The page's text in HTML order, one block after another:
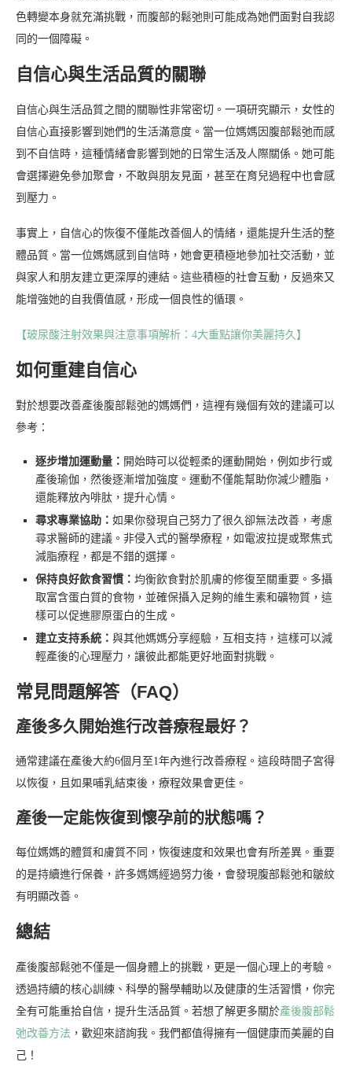
色轉變本身就充滿挑戰，而腹部的鬆弛則可能成為她們面對自我認
同的一個障礙。
自信心與生活品質的關聯
自信心與生活品質之間的關聯性非常密切。一項研究顯示，女性的
自信心直接影響到她們的生活滿意度。當一位媽媽因腹部鬆弛而感
到不自信時，這種情緒會影響到她的日常生活及人際關係。她可能
會選擇避免參加聚會，不敢與朋友見面，甚至在育兒過程中也會感
到壓力。
事實上，自信心的恢復不僅能改善個人的情緒，還能提升生活的整
體品質。當一位媽媽感到自信時，她會更積極地參加社交活動，並
與家人和朋友建立更深厚的連結。這些積極的社會互動，反過來又
能增強她的自我價值感，形成一個良性的循環。
【玻尿酸注射效果與注意事項解析：4大重點讓你美麗持久】
如何重建自信心
對於想要改善產後腹部鬆弛的媽媽們，這裡有幾個有效的建議可以
參考：
逐步增加運動量： 開始時可以從輕柔的運動開始，例如步行或
產後瑜伽，然後逐漸增加強度。運動不僅能幫助你減少體脂，
還能釋放內啡肽，提升心情。
尋求專業協助： 如果你發現自己努力了很久卻無法改善，考慮
尋求醫師的建議。非侵入式的醫學療程，如電波拉提或聚焦式
減脂療程，都是不錯的選擇。
保持良好飲食習慣： 均衡飲食對於肌膚的修復至關重要。多攝
取富含蛋白質的食物，並確保攝入足夠的維生素和礦物質，這
樣可以促進膠原蛋白的生成。
建立支持系統： 與其他媽媽分享經驗，互相支持，這樣可以減
輕產後的心理壓力，讓彼此都能更好地面對挑戰。
常見問題解答（FAQ）
產後多久開始進行改善療程最好？
通常建議在產後大約6個月至1年內進行改善療程。這段時間子宮得
以恢復，且如果哺乳結束後，療程效果會更佳。
產後一定能恢復到懷孕前的狀態嗎？
每位媽媽的體質和膚質不同，恢復速度和效果也會有所差異。重要
的是持續進行保養，許多媽媽經過努力後，會發現腹部鬆弛和皺紋
有明顯改善。
總結
產後腹部鬆弛不僅是一個身體上的挑戰，更是一個心理上的考驗。
透過持續的核心訓練、科學的醫學輔助以及健康的生活習慣，你完
全有可能重拾自信，提升生活品質。若想了解更多關於產後腹部鬆
弛改善方法 ，歡迎來諮詢我。我們都值得擁有一個健康而美麗的自
己！